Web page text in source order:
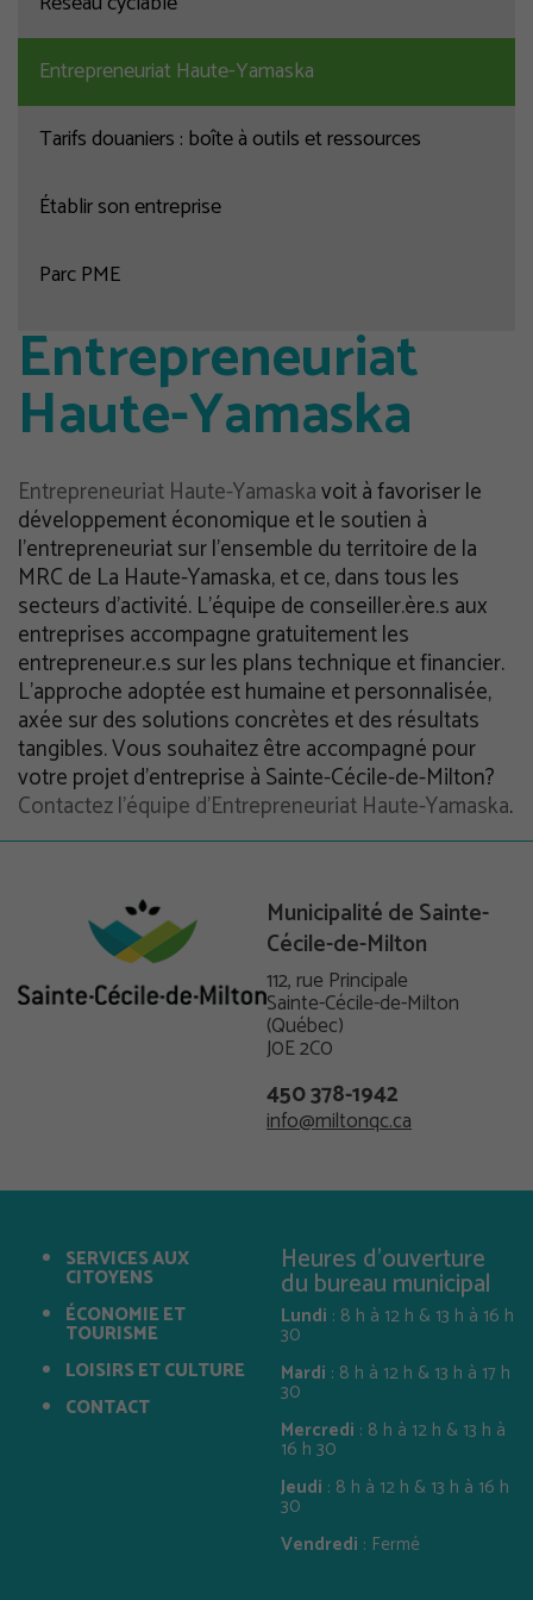
Entrepreneuriat Haute-Yamaska
Tarifs douaniers : boîte à outils et ressources
Établir son entreprise
Parc PME
Entrepreneuriat
Haute-Yamaska
Entrepreneuriat Haute-Yamaskavoit à favoriser le
développement économique et le soutien à
l’entrepreneuriat sur l’ensemble du territoire de la
MRC de La Haute-Yamaska, et ce, dans tous les
secteurs d’activité. L’équipe de conseiller.ère.s aux
entreprises accompagne gratuitement les
entrepreneur.e.s sur les plans technique et financier.
L’approche adoptée est humaine et personnalisée,
axée sur des solutions concrètes et des résultats
tangibles. Vous souhaitez être accompagné pour
votre projet d’entreprise à Sainte-Cécile-de-Milton?
Contactez l’équipe d’Entrepreneuriat Haute-Yamaska.
Municipalité de Sainte-
Cécile-de-Milton
112, rue Principale
Sainte-Cécile-de-Milton
(Québec)
J0E 2C0
450 378-1942
info@miltonqc.ca
SERVICES AUX
CITOYENS
ÉCONOMIE ET
TOURISME
LOISIRS ET CULTURE
CONTACT
Heures d'ouverture
du bureau municipal
Lundi : 8 h à 12 h & 13 h à 16 h
30
Mardi : 8 h à 12 h & 13 h à 17 h
30
Mercredi : 8 h à 12 h & 13 h à
16 h 30
Jeudi : 8 h à 12 h & 13 h à 16 h
30
Vendredi : Fermé